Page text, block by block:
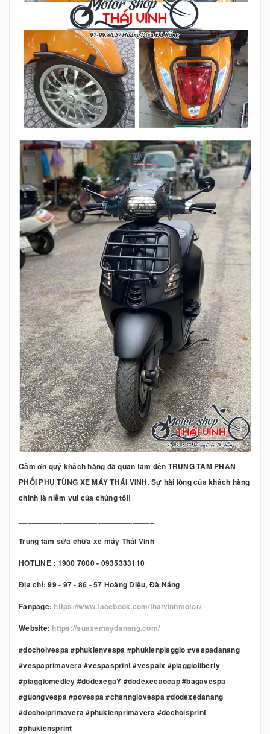
Cảm ơn quý khách hàng đã quan tâm đến TRUNG TÂM PHÂN
PHỐI PHỤ TÙNG XE MÁY THÁI VINH. Sự hài lòng của khách hàng
chính là niềm vui của chúng tôi!
Trung tâm sửa chữa xe máy Thái Vinh
HOTLINE : 1900 7000 - 0935333110
Địa chỉ: 99 - 97 - 86 - 57 Hoàng Diệu, Đà Nẵng
Fanpage: https://www.facebook.com/thaivinhmotor/
Website: https://suaxemaydanang.com/
#dochoivespa #phukienvespa #phukienpiaggio #vespadanang
#vespaprimavera #vespasprint #vespalx #piaggioliberty
#piaggiomedley #dodexegaY #dodexecaocap #bagavespa
#guongvespa #povespa #channgiovespa #dodexedanang
#dochoiprimavera #phukienprimavera #dochoisprint
#phukiensprint